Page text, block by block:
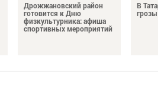
Дрожжановский район
готовится к Дню
физкультурника: афиша
спортивных мероприятий
В
грозы